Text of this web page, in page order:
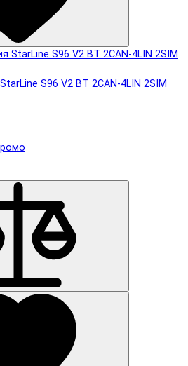
S96 V2 BT 2CAN-4LIN 2SIM